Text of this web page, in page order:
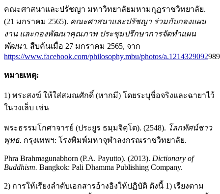
คณะศาสนาและปรัชญา มหาวิทยาลัยมหามกุฏราชวิทยาลัย.
(21 มกราคม 2565). คณะศาสนาและปรัชญา ร่วมกับกองแผน
งาน และกองพัฒนาคุณภาพ ประชุมปรึกษาการจัดทำแผน
พัฒนา. สืบค้นเมื่อ 27 มกราคม 2565, จาก
https://www.facebook.com/philosophy.mbu/photos/a.1214329092
หมายเหตุ:
1) พระสงฆ์ ให้ใส่สมณศักดิ์ (หากมี) โดยระบุชื่อจริงและฉายาไว้
ในวงเล็บ เช่น
พระธรรมโกศาจารย์ (ประยูร ธมฺมจิตฺโต). (2548). โลกทัศน์ชาว
พุทธ. กรุงเทพฯ: โรงพิมพ์มหาจุฬาลงกรณราชวิทยาลัย.
Phra Brahmagunabhorn (P.A. Payutto). (2013). Dictionary of
Buddhism. Bangkok: Pali Dhamma Publishing Company.
2) การให้เรียงลำดับเอกสารอ้างอิงให้ปฏิบัติ ดังนี้ 1) เรียงตาม